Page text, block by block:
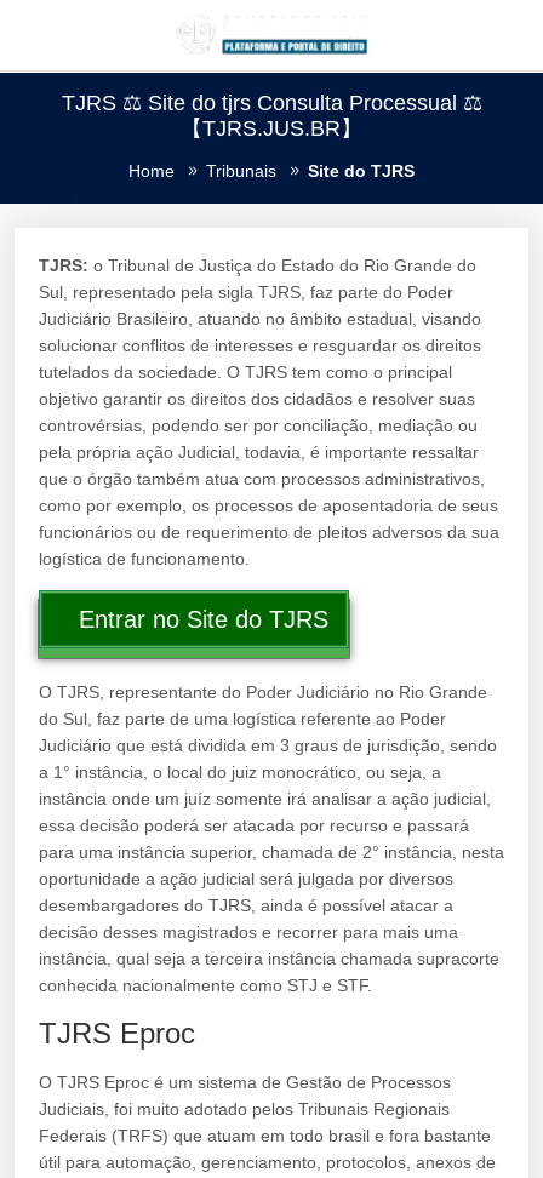
TJRS ⚖️ Site do tjrs Consulta Processual ⚖️
【TJRS.JUS.BR】
Home Tribunais Site do TJRS
TJRS: o Tribunal de Justiça do Estado do Rio Grande do
Sul, representado pela sigla TJRS, faz parte do Poder
Judiciário Brasileiro, atuando no âmbito estadual, visando
solucionar conflitos de interesses e resguardar os direitos
tutelados da sociedade. O TJRS tem como o principal
objetivo garantir os direitos dos cidadãos e resolver suas
controvérsias, podendo ser por conciliação, mediação ou
pela própria ação Judicial, todavia, é importante ressaltar
que o órgão também atua com processos administrativos,
como por exemplo, os processos de aposentadoria de seus
funcionários ou de requerimento de pleitos adversos da sua
logística de funcionamento.
Entrar no Site do TJRS
O TJRS, representante do Poder Judiciário no Rio Grande
do Sul, faz parte de uma logística referente ao Poder
Judiciário que está dividida em 3 graus de jurisdição, sendo
a 1° instância, o local do juiz monocrático, ou seja, a
instância onde um juíz somente irá analisar a ação judicial,
essa decisão poderá ser atacada por recurso e passará
para uma instância superior, chamada de 2° instância, nesta
oportunidade a ação judicial será julgada por diversos
desembargadores do TJRS, ainda é possível atacar a
decisão desses magistrados e recorrer para mais uma
instância, qual seja a terceira instância chamada supracorte
conhecida nacionalmente como STJ e STF.
TJRS Eproc
O TJRS Eproc é um sistema de Gestão de Processos
Judiciais, foi muito adotado pelos Tribunais Regionais
Federais (TRFS) que atuam em todo brasil e fora bastante
útil para automação, gerenciamento, protocolos, anexos de